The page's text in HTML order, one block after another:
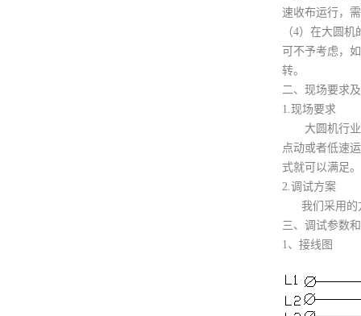
速收布运行，
（4）在大圆
可不予考虑，
转。
二、现场要求
1.现场要求
大圆机行业
点动或者低速
式就可以满足。
2.调试方案
我们采用的
三、调试参数
1、接线图